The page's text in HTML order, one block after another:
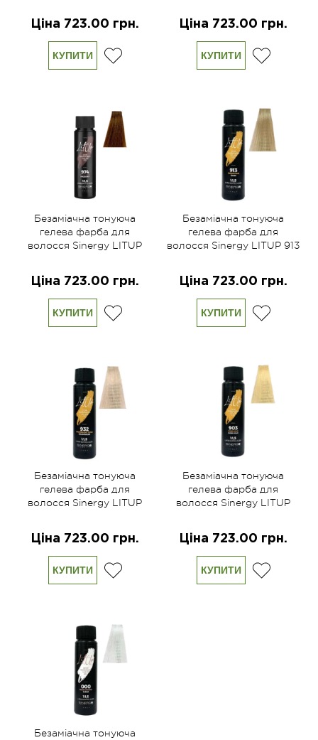
Ціна 723.00 грн.
КУПИТИ
Ціна 723.00 грн.
КУПИТИ
Безаміачна тонуюча
гелева фарба для
волосся Sinergy LITUP
Ціна 723.00 грн.
КУПИТИ
Безаміачна тонуюча
гелева фарба для
волосся Sinergy LITUP 913
Ціна 723.00 грн.
КУПИТИ
Безаміачна тонуюча
гелева фарба для
волосся Sinergy LITUP
Ціна 723.00 грн.
КУПИТИ
Безаміачна тонуюча
гелева фарба для
волосся Sinergy LITUP
Ціна 723.00 грн.
КУПИТИ
Безаміачна тонуюча